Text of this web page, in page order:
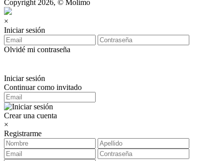
Copyright 2026, © Molimo
×
Iniciar sesión
Olvidé mi contraseña
Iniciar sesión
Continuar como invitado
Crear una cuenta
×
Registrarme